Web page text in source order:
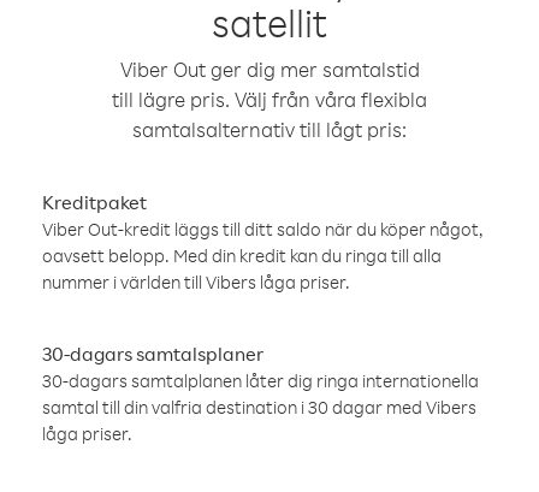
satellit
Viber Out ger dig mer samtalstid
till lägre pris. Välj från våra flexibla
samtalsalternativ till lågt pris:
Kreditpaket
Viber Out-kredit läggs till ditt saldo när du köper något,
oavsett belopp. Med din kredit kan du ringa till alla
nummer i världen till Vibers låga priser.
30-dagars samtalsplaner
30-dagars samtalplanen låter dig ringa internationella
samtal till din valfria destination i 30 dagar med Vibers
låga priser.